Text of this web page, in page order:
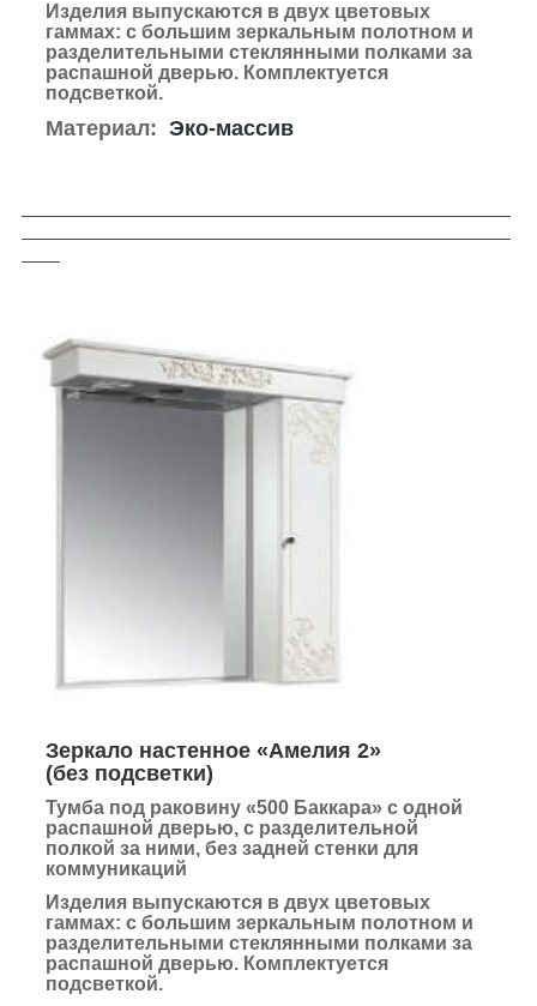
Изделия выпускаются в двух цветовых
гаммах: с большим зеркальным полотном и
разделительными стеклянными полками за
распашной дверью. Комплектуется
подсветкой.
Материал: Эко-массив
Зеркало настенное «Амелия 2»
(без подсветки)
Тумба под раковину «500 Баккара» с одной
распашной дверью, с разделительной
полкой за ними, без задней стенки для
коммуникаций
Изделия выпускаются в двух цветовых
гаммах: с большим зеркальным полотном и
разделительными стеклянными полками за
распашной дверью. Комплектуется
подсветкой.